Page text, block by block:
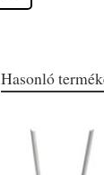
Hasonló